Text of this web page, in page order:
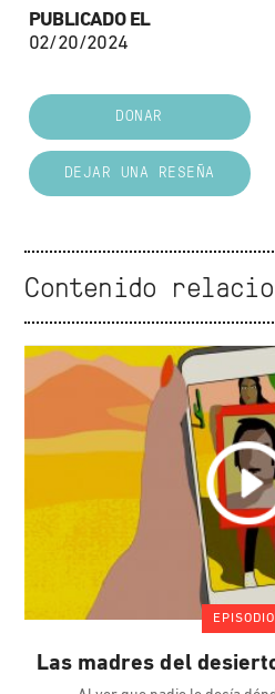
PUBLICADO EL
02/20/2024
DONAR
DEJAR UNA RESEÑA
Contenido
Las madres del